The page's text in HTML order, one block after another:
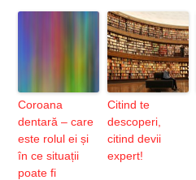
Coroana
dentară – care
este rolul ei și
în ce situații
poate fi
Citind te
descoperi,
citind devii
expert!